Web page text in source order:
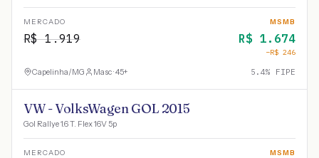
MERCADO
R$1.919
MSMB
R$ 1.674
−R$ 246
Capelinha/MG Masc · 45+ 5.4% FIPE
VW - VolksWagen GOL 2015
Gol Rallye 1.6 T. Flex 16V 5p
MERCADO MSMB